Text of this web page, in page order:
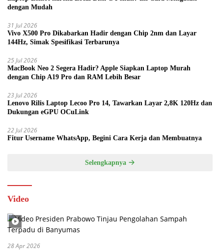
dengan Mudah
31 Jul 2026
Vivo X500 Pro Dikabarkan Hadir dengan Chip 2nm dan Layar
144Hz, Simak Spesifikasi Terbarunya
25 Jul 2026
MacBook Neo 2 Segera Hadir? Apple Siapkan Laptop Murah
dengan Chip A19 Pro dan RAM Lebih Besar
23 Jul 2026
Lenovo Rilis Laptop Lecoo Pro 14, Tawarkan Layar 2,8K 120Hz dan
Dukungan eGPU OCuLink
22 Jul 2026
Fitur Username WhatsApp, Begini Cara Kerja dan Membuatnya
Selengkapnya
Video
28 Apr 2026